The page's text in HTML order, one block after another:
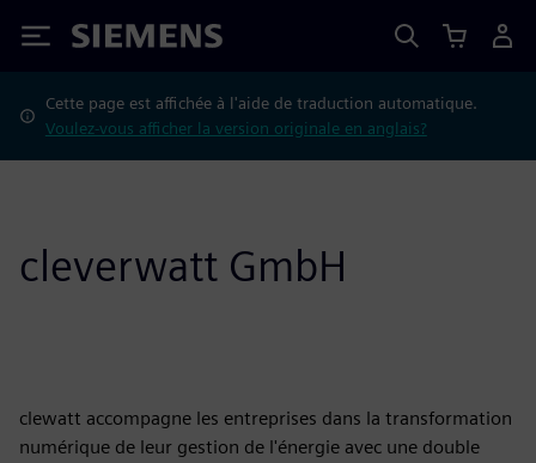
Siemens
Cette page est affichée à l'aide de traduction automatique.
Voulez-vous afficher la version originale en anglais?
cleverwatt GmbH
clewatt accompagne les entreprises dans la transformation
numérique de leur gestion de l'énergie avec une double